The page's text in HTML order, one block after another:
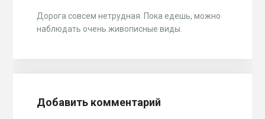
Дорога совсем нетрудная. Пока едешь, можно
наблюдать очень живописные виды.
Добавить комментарий